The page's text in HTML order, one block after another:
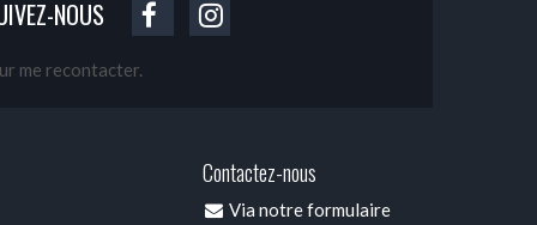
NOUS
me recontacter.
Contactez-nous
Via notre formulaire